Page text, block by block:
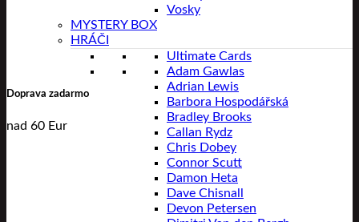
Vosky
MYSTERY BOX
HRÁČI
Ultimate Cards
Adam Gawlas
Adrian Lewis
Barbora Hospodářská
Bradley Brooks
Callan Rydz
Chris Dobey
Connor Scutt
Damon Heta
Dave Chisnall
Devon Petersen
Doprava zadarmo
nad 60 Eur